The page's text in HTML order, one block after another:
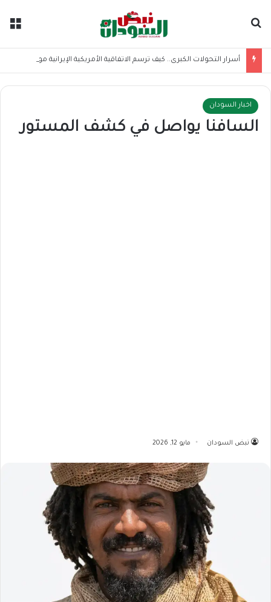
اخبار السودان
السافنا يواصل في كشف المستور
نبض السودان مايو 12, 2026